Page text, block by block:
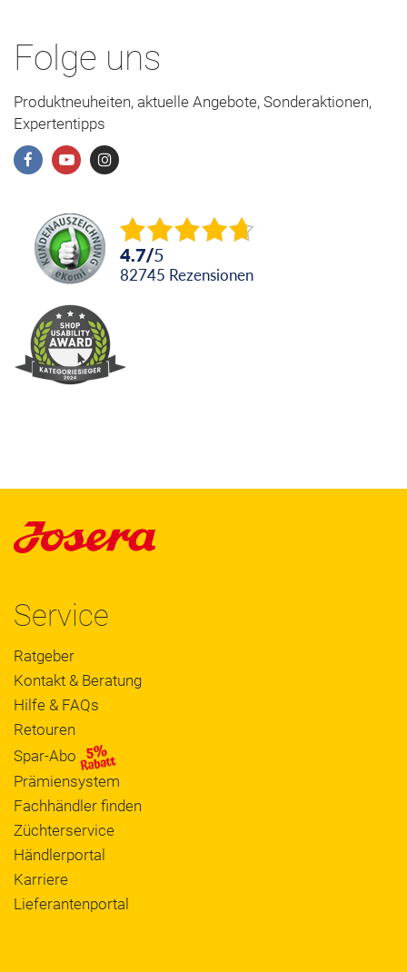
Folge uns
Produktneuheiten, aktuelle Angebote, Sonderaktionen,
Expertentipps
4.7/5
82745 Rezensionen
Service
Ratgeber
Kontakt & Beratung
Hilfe & FAQs
Retouren
Spar-Abo
Prämiensystem
Fachhändler finden
Züchterservice
Händlerportal
Karriere
Lieferantenportal